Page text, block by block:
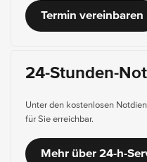
Termin vereinbaren
24-Stunden-
Unter den kostenlosen
für Sie erreichbar.
Mehr über 24-h-